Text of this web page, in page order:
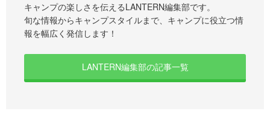
キャンプの楽しさを伝えるLANTERN編集部です。
旬な情報からキャンプスタイルまで、キャンプに役立つ情
報を幅広く発信します！
LANTERN編集部の記事一覧